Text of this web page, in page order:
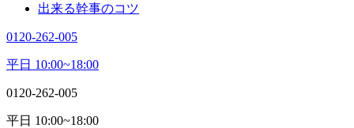
出来る幹事のコツ
0120-262-005
平日 10:00~18:00
0120-262-005
平日 10:00~18:00